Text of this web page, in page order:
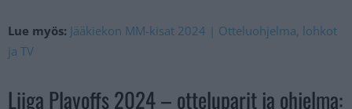
Lue myös: Jääkiekon MM-kisat 2024 | Otteluohjelma, lohkot
ja TV
Liiga Playoffs 2024 – otteluparit ja ohjelma: